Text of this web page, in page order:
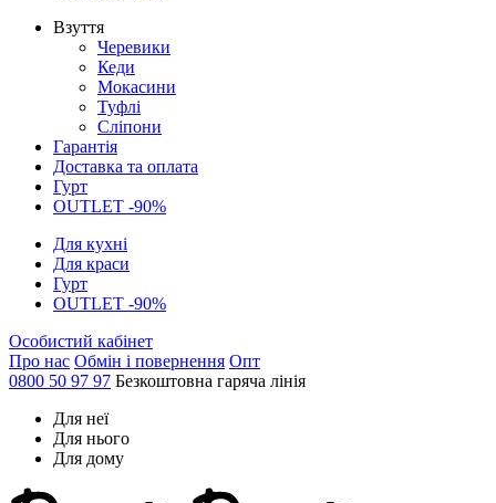
Взуття
Черевики
Кеди
Мокасини
Туфлі
Сліпони
Гарантія
Доставка та оплата
Гурт
OUTLET -90%
Для кухні
Для краси
Гурт
OUTLET -90%
Особистий кабінет
Про нас Обмін і повернення Опт
0800 50 97 97 Безкоштовна гаряча лінія
Для неї
Для нього
Для дому